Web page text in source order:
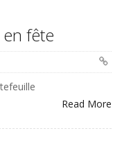
fête
Read More